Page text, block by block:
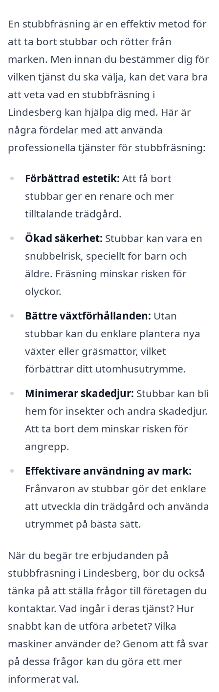
En stubbfräsning är en effektiv metod för
att ta bort stubbar och rötter från
marken. Men innan du bestämmer dig för
vilken tjänst du ska välja, kan det vara bra
att veta vad en stubbfräsning i
Lindesberg kan hjälpa dig med. Här är
några fördelar med att använda
professionella tjänster för stubbfräsning:
Förbättrad estetik: Att få bort
stubbar ger en renare och mer
tilltalande trädgård.
Ökad säkerhet: Stubbar kan vara en
snubbelrisk, speciellt för barn och
äldre. Fräsning minskar risken för
olyckor.
Bättre växtförhållanden: Utan
stubbar kan du enklare plantera nya
växter eller gräsmattor, vilket
förbättrar ditt utomhusutrymme.
Minimerar skadedjur: Stubbar kan bli
hem för insekter och andra skadedjur.
Att ta bort dem minskar risken för
angrepp.
Effektivare användning av mark:
Frånvaron av stubbar gör det enklare
att utveckla din trädgård och använda
utrymmet på bästa sätt.
När du begär tre erbjudanden på
stubbfräsning i Lindesberg, bör du också
tänka på att ställa frågor till företagen du
kontaktar. Vad ingår i deras tjänst? Hur
snabbt kan de utföra arbetet? Vilka
maskiner använder de? Genom att få svar
på dessa frågor kan du göra ett mer
informerat val.